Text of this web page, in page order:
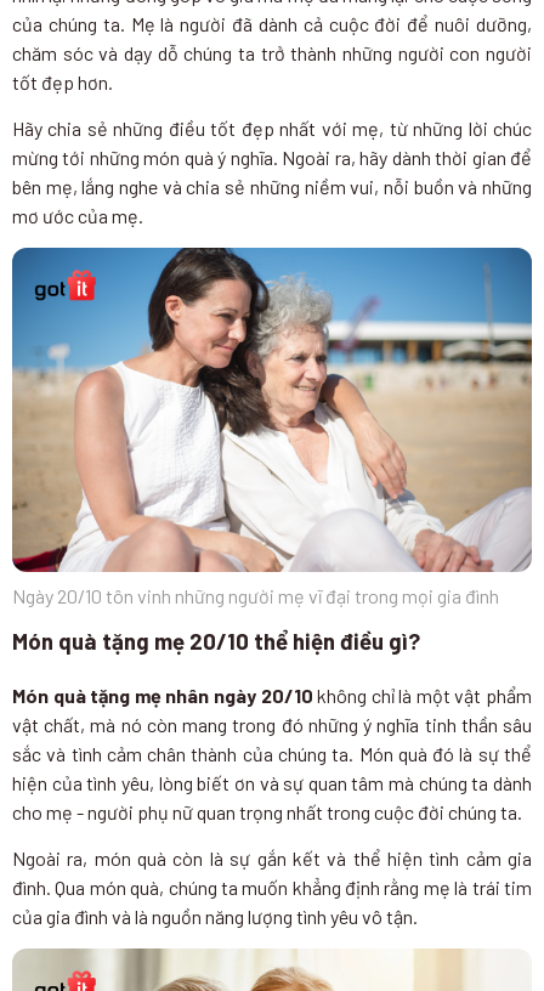
của chúng ta. Mẹ là người đã dành cả cuộc đời để nuôi dưỡng,
chăm sóc và dạy dỗ chúng ta trở thành những người con người
tốt đẹp hơn.
Hãy chia sẻ những điều tốt đẹp nhất với mẹ, từ những lời chúc
mừng tới những món quà ý nghĩa. Ngoài ra, hãy dành thời gian để
bên mẹ, lắng nghe và chia sẻ những niềm vui, nỗi buồn và những
mơ ước của mẹ.
Ngày 20/10 tôn vinh những người mẹ vĩ đại trong mọi gia đình
Món quà tặng mẹ 20/10 thể hiện điều gì?
Món quà tặng mẹ nhân ngày 20/10 không chỉ là một vật phẩm
vật chất, mà nó còn mang trong đó những ý nghĩa tinh thần sâu
sắc và tình cảm chân thành của chúng ta. Món quà đó là sự thể
hiện của tình yêu, lòng biết ơn và sự quan tâm mà chúng ta dành
cho mẹ - người phụ nữ quan trọng nhất trong cuộc đời chúng ta.
Ngoài ra, món quà còn là sự gắn kết và thể hiện tình cảm gia
đình. Qua món quà, chúng ta muốn khẳng định rằng mẹ là trái tim
của gia đình và là nguồn năng lượng tình yêu vô tận.